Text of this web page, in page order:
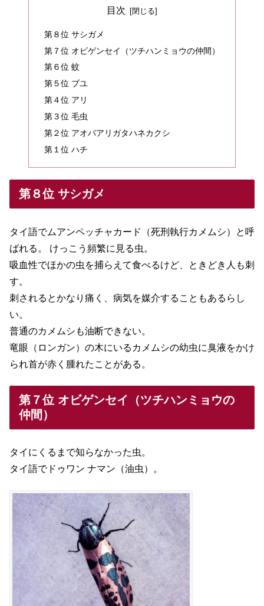
目次
第８位 サシガメ
第７位 オビゲンセイ（ツチハンミョウの仲間）
第６位 蚊
第５位 ブユ
第４位 アリ
第３位 毛虫
第２位 アオバアリガタハネカクシ
第１位 ハチ
第８位 サシガメ
タイ語でムアンペッチャカード（死刑執行カメムシ）と呼
ばれる。 けっこう頻繁に見る虫。
吸血性でほかの虫を捕らえて食べるけど、ときどき人も刺
す。
刺されるとかなり痛く、病気を媒介することもあるらし
い。
普通のカメムシも油断できない。
竜眼（ロンガン）の木にいるカメムシの幼虫に臭液をかけ
られ首が赤く腫れたことがある。
第７位 オビゲンセイ（ツチハンミョウの
仲間）
タイにくるまで知らなかった虫。
タイ語でドゥワン ナマン（油虫）。